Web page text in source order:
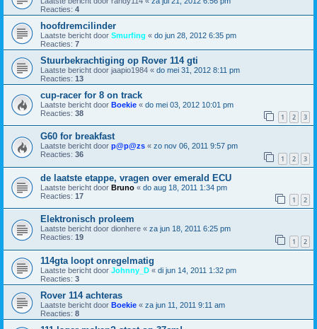
Reacties: 4
hoofdremcilinder
Laatste bericht door Smurfing « do jun 28, 2012 6:35 pm
Reacties: 7
Stuurbekrachtiging op Rover 114 gti
Laatste bericht door jaapio1984 « do mei 31, 2012 8:11 pm
Reacties: 13
cup-racer for 8 on track
Laatste bericht door Boekie « do mei 03, 2012 10:01 pm
Reacties: 38 1 2 3
G60 for breakfast
Laatste bericht door p@p@zs « zo nov 06, 2011 9:57 pm
Reacties: 36 1 2 3
de laatste etappe, vragen over emerald ECU
Laatste bericht door Bruno « do aug 18, 2011 1:34 pm
Reacties: 17 1 2
Elektronisch proleem
Laatste bericht door dionhere « za jun 18, 2011 6:25 pm
Reacties: 19 1 2
114gta loopt onregelmatig
Laatste bericht door Johnny_D « di jun 14, 2011 1:32 pm
Reacties: 3
Rover 114 achteras
Laatste bericht door Boekie « za jun 11, 2011 9:11 am
Reacties: 8